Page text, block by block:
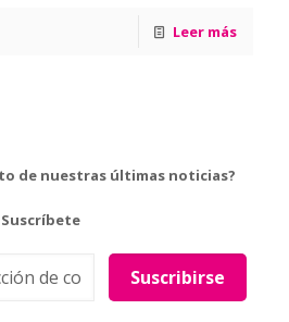
Leer más
de nuestras últimas noticias?
Suscríbete